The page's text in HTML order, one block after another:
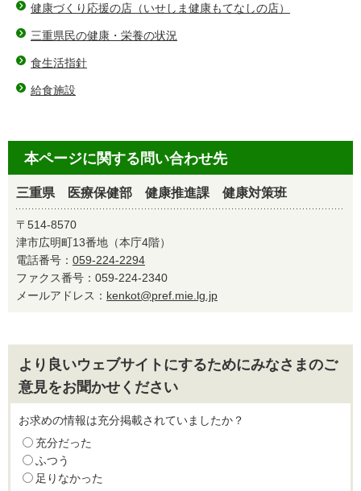
健康づくり応援の店（いせしま健康もてなしの店）
三重県民の健康・栄養の状況
食生活指針
給食施設
本ページに関する問い合わせ先
三重県 医療保健部 健康推進課 健康対策班
〒514-8570
津市広明町13番地（本庁4階）
電話番号： 059-224-2294
ファクス番号：059-224-2340
メールアドレス： kenkot@pref.mie.lg.jp
より良いウェブサイトにするためにみなさまのご
意見をお聞かせください
お求めの情報は充分掲載されていましたか？
充分だった
ふつう
足りなかった